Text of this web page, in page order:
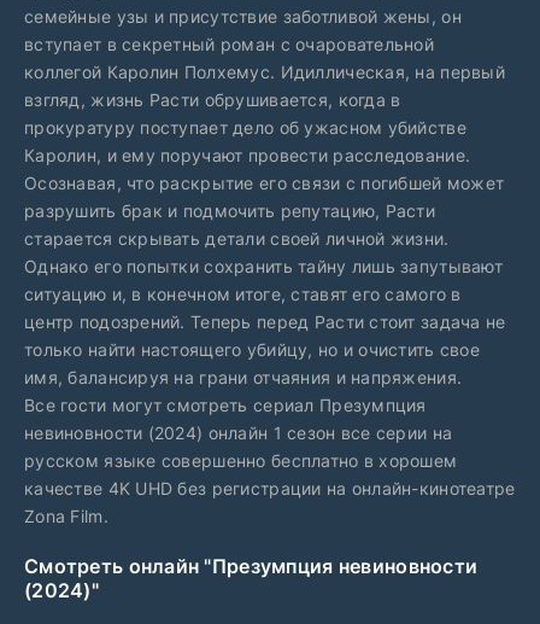
семейные узы и присутствие заботливой жены, он
вступает в секретный роман с очаровательной
коллегой Каролин Полхемус. Идиллическая, на первый
взгляд, жизнь Расти обрушивается, когда в
прокуратуру поступает дело об ужасном убийстве
Каролин, и ему поручают провести расследование.
Осознавая, что раскрытие его связи с погибшей может
разрушить брак и подмочить репутацию, Расти
старается скрывать детали своей личной жизни.
Однако его попытки сохранить тайну лишь запутывают
ситуацию и, в конечном итоге, ставят его самого в
центр подозрений. Теперь перед Расти стоит задача не
только найти настоящего убийцу, но и очистить свое
имя, балансируя на грани отчаяния и напряжения.
Все гости могут смотреть сериал Презумпция
невиновности (2024) онлайн 1 сезон все серии на
русском языке совершенно бесплатно в хорошем
качестве 4K UHD без регистрации на онлайн-кинотеатре
Zona Film.
Смотреть онлайн "Презумпция невиновности
(2024)"